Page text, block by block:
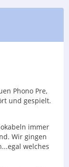
Phono Pre,
und gespielt.
immer
Wir gingen
welches